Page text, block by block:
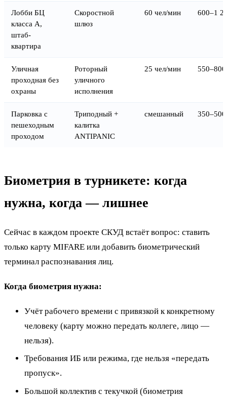
Лобби БЦ
класса A,
штаб-
квартира
Скоростной
шлюз
60 чел/мин 600–1
Уличная
проходная без
охраны
Роторный
уличного
исполнения
25 чел/мин
Парковка с
пешеходным
проходом
Триподный +
калитка
ANTIPANIC
смешанный
Биометрия в турникете: когда
нужна, когда — лишнее
Сейчас в каждом проекте СКУД встаёт вопрос: ставить
только карту MIFARE или добавить биометрический
терминал распознавания лиц.
Когда биометрия нужна:
Учёт рабочего времени с привязкой к конкретному
человеку (карту можно передать коллеге, лицо —
нельзя).
Требования ИБ или режима, где нельзя «передать
пропуск».
Большой коллектив с текучкой (биометрия